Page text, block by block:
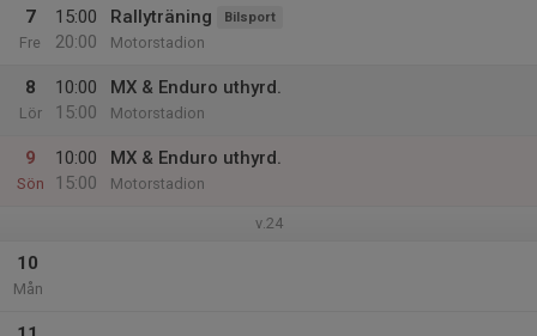
7
Fre
15:00
20:00
Rallyträning Bilsport
Motorstadion
8
Lör
10:00
15:00
MX & Enduro uthyrd.
Motorstadion
9
Sön
10:00
15:00
MX & Enduro uthyrd.
Motorstadion
v.24
10
Mån